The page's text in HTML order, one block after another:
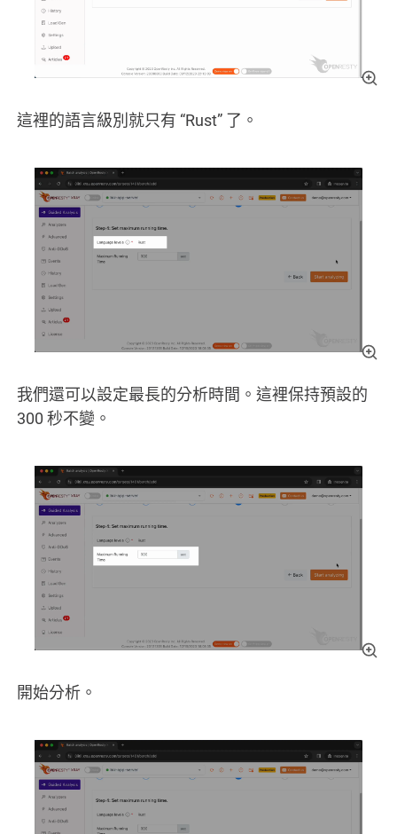
這裡的語言級別就只有 “Rust” 了。
我們還可以設定最長的分析時間。這裡保持預設的
300 秒不變。
開始分析。